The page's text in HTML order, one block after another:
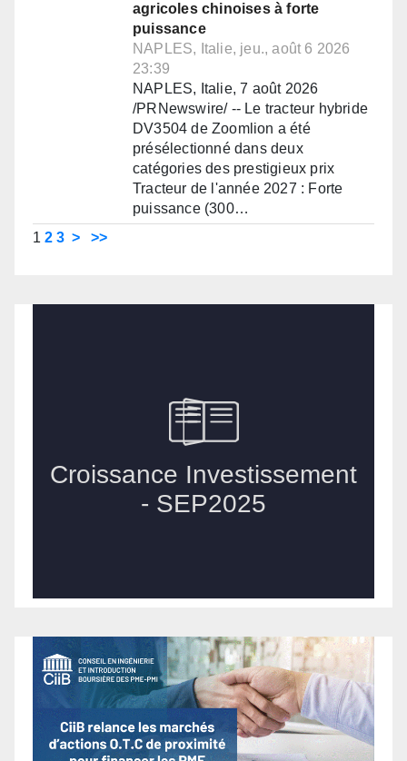
agricoles chinoises à forte
puissance
NAPLES, Italie, jeu., août 6 2026
23:39
NAPLES, Italie, 7 août 2026
/PRNewswire/ -- Le tracteur hybride
DV3504 de Zoomlion a été
présélectionné dans deux
catégories des prestigieux prix
Tracteur de l'année 2027 : Forte
puissance (300…
1 2 3 > >>